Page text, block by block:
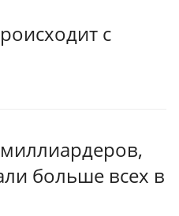
с
больше всех в